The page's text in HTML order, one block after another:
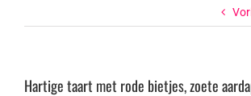
Hartige taart met rode bietjes, zoete